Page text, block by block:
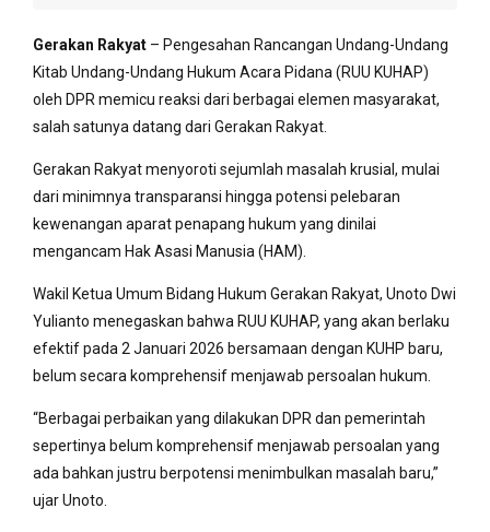
Gerakan Rakyat – Pengesahan Rancangan Undang-Undang
Kitab Undang-Undang Hukum Acara Pidana (RUU KUHAP)
oleh DPR memicu reaksi dari berbagai elemen masyarakat,
salah satunya datang dari Gerakan Rakyat.
Gerakan Rakyat menyoroti sejumlah masalah krusial, mulai
dari minimnya transparansi hingga potensi pelebaran
kewenangan aparat penapang hukum yang dinilai
mengancam Hak Asasi Manusia (HAM).
Wakil Ketua Umum Bidang Hukum Gerakan Rakyat, Unoto Dwi
Yulianto menegaskan bahwa RUU KUHAP, yang akan berlaku
efektif pada 2 Januari 2026 bersamaan dengan KUHP baru,
belum secara komprehensif menjawab persoalan hukum.
“Berbagai perbaikan yang dilakukan DPR dan pemerintah
sepertinya belum komprehensif menjawab persoalan yang
ada bahkan justru berpotensi menimbulkan masalah baru,”
ujar Unoto.